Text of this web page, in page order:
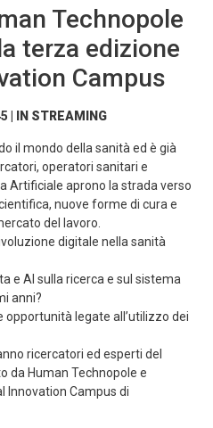
Technopole
terza edizione
Campus
| IN STREAMING
il mondo della sanità ed è già
operatori sanitari e
Artificiale aprono la strada verso
nuove forme di cura e
del lavoro.
digitale nella sanità
e AI sulla ricerca e sul sistema
anni?
opportunità legate all’utilizzo dei
ricercatori ed esperti del
da Human Technopole e
Innovation Campus di